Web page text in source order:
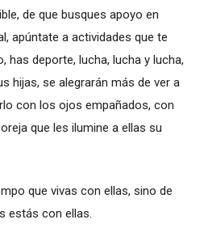
de que busques apoyo en
apúntate a actividades que te
has deporte, lucha, lucha y lucha,
hijas, se alegrarán más de ver a
con los ojos empañados, con
que les ilumine a ellas su
que vivas con ellas, sino de
estás con ellas.